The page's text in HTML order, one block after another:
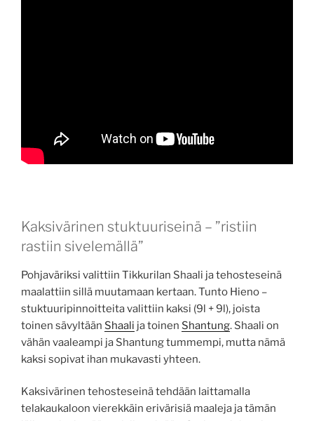
Kaksivärinen stuktuuriseinä – ”ristiin
rastiin sivelemällä”
Pohjaväriksi valittiin Tikkurilan Shaali ja tehosteseinä
maalattiin sillä muutamaan kertaan. Tunto Hieno –
stuktuuripinnoitteita valittiin kaksi (9l + 9l), joista
toinen sävyltään Shaali ja toinen Shantung. Shaali on
vähän vaaleampi ja Shantung tummempi, mutta nämä
kaksi sopivat ihan mukavasti yhteen.
Kaksivärinen tehosteseinä tehdään laittamalla
telakaukaloon vierekkäin erivärisiä maaleja ja tämän